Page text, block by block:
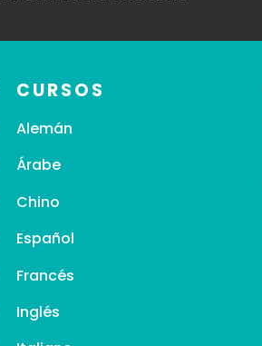
CURSOS
Alemán
Árabe
Chino
Español
Francés
Inglés